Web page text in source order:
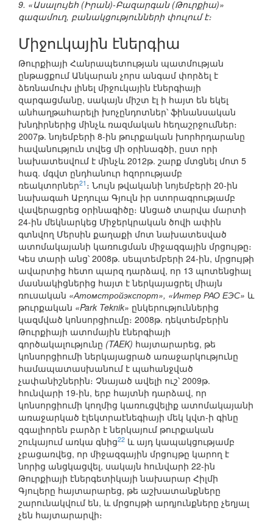
9. «Ասալույեհ (Իրան)-Բազարգան (Թուրքիա)»
գազամուղ, բանակցությունների փուլում է։
Միջուկային էներգիա
Թուրքիայի Հանրապետության պատմության
ընթացքում Անկարան չորս անգամ փորձել է
ձեռնամուխ լինել միջուկային էներգիայի
զարգացմանը, սակայն միշտ էլ ի հայտ են եկել
անհաղթահարելի խոչընդոտներ՝ ֆինանսական
խնդիրներից մինչև ռազմական հեղաշրջումներ։
2007թ. նոյեմբերի 8-ին թուրքական խորհրդարանը
հավանություն տվեց մի օրինագծի, ըստ որի
նախատեսվում է մինչև 2012թ. շարք մտցնել մոտ 5
հազ. մգվտ ընդհանուր հզորությամբ
ռեակտորներ21 ։ Նույն թվականի նոյեմբերի 20-ին
նախագահ Աբդուլա Գյուլն իր ստորագրությամբ
վավերացրեց օրինագիծը։ Անցած տարվա մարտի
24-ին մեկնարկեց Միջերկրական ծովի ափին
գտնվող Մերսին քաղաքի մոտ նախատեսված
ատոմակայանի կառուցման միջազգային մրցույթը։
Կես տարի անց՝ 2008թ. սեպտեմբերի 24-ին, մրցույթի
ավարտից հետո պարզ դարձավ, որ 13 պոտենցիալ
մասնակիցներից հայտ է ներկայացրել միայն
ռուսական «Атомстройэкспорт», «Интер РАО ЕЭС» և
թուրքական «Park Teknik» ընկերություններից
կազմված կոնսորցիումը։ 2008թ. դեկտեմբերին
Թուրքիայի ատոմային էներգիայի
գործակալությունը (TAEK) հայտարարեց, թե
կոնսորցիումի ներկայացրած առաջարկությունը
համապատասխանում է պահանջված
չափանիշներին։ Չնայած ավելի ուշ՝ 2009թ.
հունվարի 19-ին, երբ հայտնի դարձավ, որ
կոնսորցիումի կողմից կառուցվելիք ատոմակայանի
առաջարկած էլեկտրաէնեգիայի մեկ կվտ-ի գինը
զգալիորեն բարձր է ներկայում թուրքական
շուկայում առկա գնից22 և այդ կապակցությամբ
չբացառվեց, որ միջազգային մրցույթը կարող է
նորից անցկացվել, սակայն հունվարի 22-ին
Թուրքիայի էներգետիկայի նախարար Հիլմի
Գյուլերը հայտարարեց, թե աշխատանքները
շարունակվում են, և մրցույթի արդյունքները չեղյալ
չեն հայտարարվի։